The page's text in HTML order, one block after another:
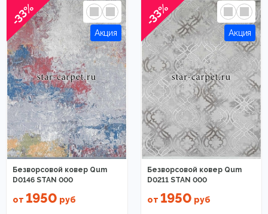
-33%
Безворсовой ковер Qum
D0146 STAN 000
от 1950 руб
-33%
Безворсовой ковер Qum
D0211 STAN 000
от 1950 руб